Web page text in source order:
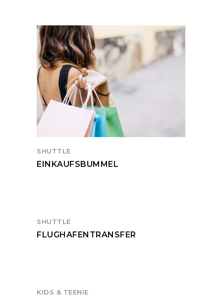
SHUTTLE
EINKAUFSBUMMEL
SHUTTLE
FLUGHAFENTRANSFER
KIDS & TEENIE